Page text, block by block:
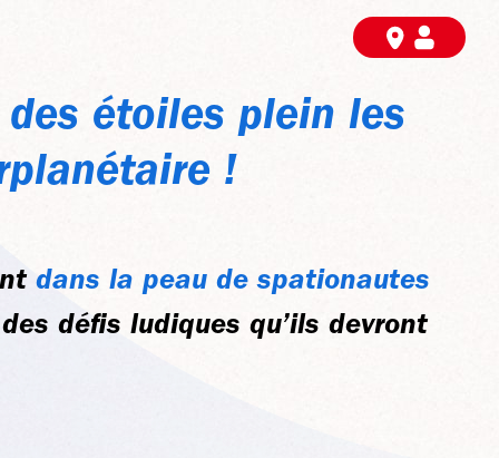
étoiles plein les
!
dans la peau de spationautes
défis ludiques qu’ils devront